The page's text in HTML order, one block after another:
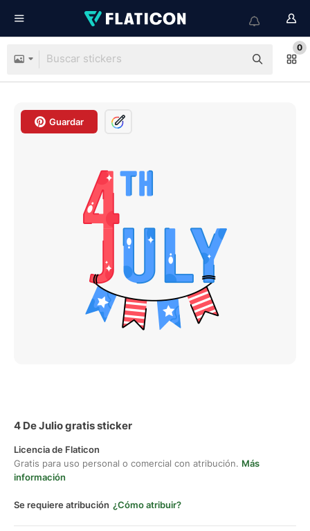
0
Guardar
4 De Julio gratis sticker
Licencia de Flaticon
Gratis para uso personal o comercial con atribución. Más
información
Se requiere atribución ¿Cómo atribuir?